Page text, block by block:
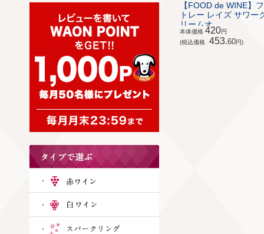
【FOOD de WINE】
トレー レイズ サワー
リームオ...
本体価格 420円
(税込価格
453.60円)